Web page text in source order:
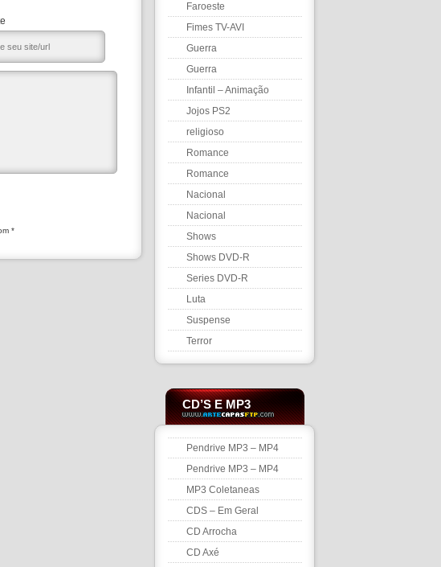
*
Faroeste
Fimes TV-AVI
Guerra
Guerra
Infantil – Animação
Jojos PS2
religioso
Romance
Romance
Nacional
Nacional
Shows
Shows DVD-R
Series DVD-R
Luta
Suspense
Terror
CD’S E MP3
Pendrive MP3 – MP4
Pendrive MP3 – MP4
MP3 Coletaneas
CDS – Em Geral
CD Arrocha
CD Axé